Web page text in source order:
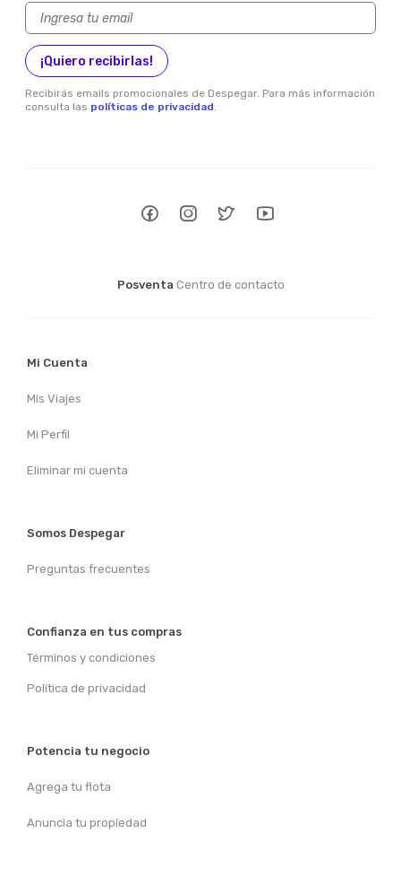
¡Quiero recibirlas!
Recibirás emails promocionales de Despegar. Para más información
consulta las políticas de privacidad.
Posventa Centro de contacto
Mi Cuenta
Mis Viajes
Mi Perfil
Eliminar mi cuenta
Somos Despegar
Preguntas frecuentes
Confianza en tus compras
Términos y condiciones
Política de privacidad
Potencia tu negocio
Agrega tu flota
Anuncia tu propiedad